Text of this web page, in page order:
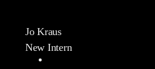
Jo Kraus
New Intern